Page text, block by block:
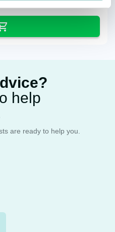
help
are ready to help you.